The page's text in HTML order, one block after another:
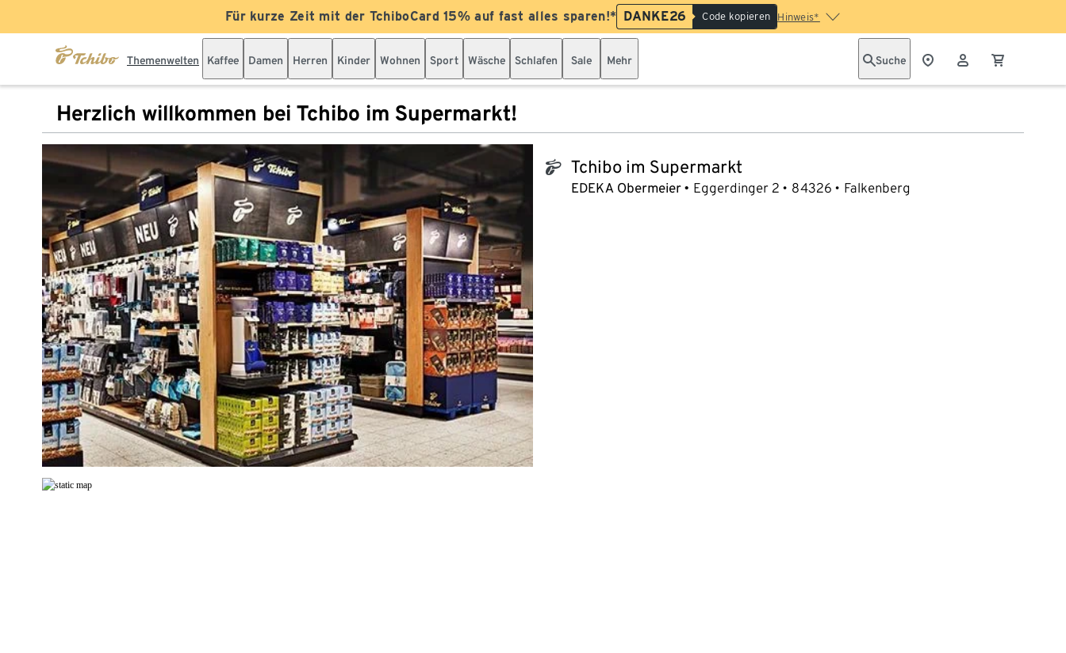
Für kurze Zeit mit der TchiboCard 15% auf fast alles sparen!* DANKE26 Code kopieren Hinweis*
Themenwelten Kaffee Damen Herren Kinder Wohnen Sport Wäsche Schlafen Sale Mehr Suche
Herzlich willkommen bei Tchibo im Supermarkt!
tchibo_logo Tchibo im Supermarkt
EDEKA Obermeier Eggerdinger 2 84326 Falkenberg